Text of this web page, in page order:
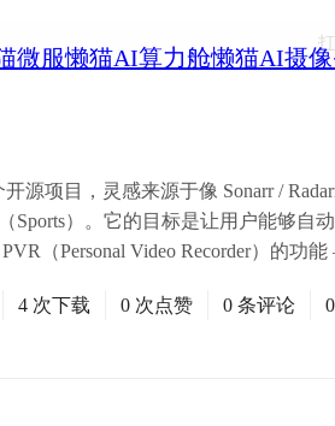
微服懒猫AI算力舱懒猫AI摄
开源项目，灵感来源于像 Sonarr /
Sports）。它的目标是让用户能够自
（Personal Video Recorder）的
4 次下载 0 次点赞 0 条评论